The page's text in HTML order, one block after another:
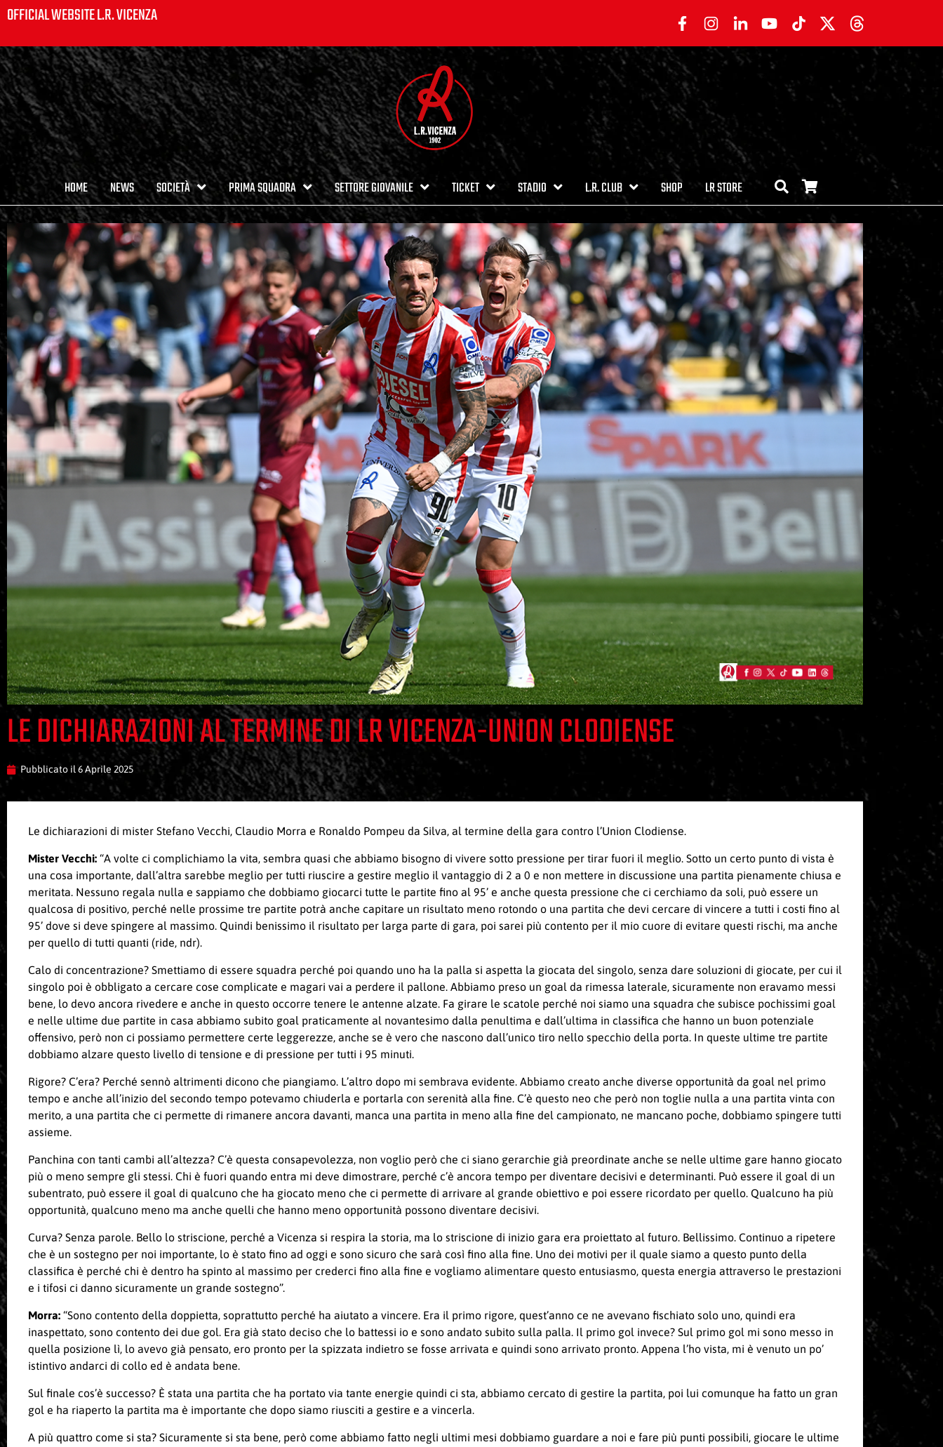
OFFICIAL WEBSITE L.R. VICENZA
HOME NEWS SOCIETÀ PRIMA SQUADRA SETTORE GIOVANILE TICKET STADIO L.R. CLUB SHOP LR STORE
LE DICHIARAZIONI AL TERMINE DI LR VICENZA-UNION CLODIENSE
Pubblicato il6 Aprile 2025
Le dichiarazioni di mister Stefano Vecchi, Claudio Morra e Ronaldo Pompeu da Silva, al termine della gara contro l’Union Clodiense.
Mister Vecchi: “A volte ci complichiamo la vita, sembra quasi che abbiamo bisogno di vivere sotto pressione per tirar fuori il meglio. Sotto un certo punto di vista è
una cosa importante, dall’altra sarebbe meglio per tutti riuscire a gestire meglio il vantaggio di 2 a 0 e non mettere in discussione una partita pienamente chiusa e
meritata. Nessuno regala nulla e sappiamo che dobbiamo giocarci tutte le partite fino al 95’ e anche questa pressione che ci cerchiamo da soli, può essere un
qualcosa di positivo, perché nelle prossime tre partite potrà anche capitare un risultato meno rotondo o una partita che devi cercare di vincere a tutti i costi fino al
95’ dove si deve spingere al massimo. Quindi benissimo il risultato per larga parte di gara, poi sarei più contento per il mio cuore di evitare questi rischi, ma anche
per quello di tutti quanti (ride, ndr).
Calo di concentrazione? Smettiamo di essere squadra perché poi quando uno ha la palla si aspetta la giocata del singolo, senza dare soluzioni di giocate, per cui il
singolo poi è obbligato a cercare cose complicate e magari vai a perdere il pallone. Abbiamo preso un goal da rimessa laterale, sicuramente non eravamo messi
bene, lo devo ancora rivedere e anche in questo occorre tenere le antenne alzate. Fa girare le scatole perché noi siamo una squadra che subisce pochissimi goal
e nelle ultime due partite in casa abbiamo subito goal praticamente al novantesimo dalla penultima e dall’ultima in classifica che hanno un buon potenziale
offensivo, però non ci possiamo permettere certe leggerezze, anche se è vero che nascono dall’unico tiro nello specchio della porta. In queste ultime tre partite
dobbiamo alzare questo livello di tensione e di pressione per tutti i 95 minuti.
Rigore? C’era? Perché sennò altrimenti dicono che piangiamo. L’altro dopo mi sembrava evidente. Abbiamo creato anche diverse opportunità da goal nel primo
tempo e anche all’inizio del secondo tempo potevamo chiuderla e portarla con serenità alla fine. C’è questo neo che però non toglie nulla a una partita vinta con
merito, a una partita che ci permette di rimanere ancora davanti, manca una partita in meno alla fine del campionato, ne mancano poche, dobbiamo spingere tutti
assieme.
Panchina con tanti cambi all’altezza? C’è questa consapevolezza, non voglio però che ci siano gerarchie già preordinate anche se nelle ultime gare hanno giocato
più o meno sempre gli stessi. Chi è fuori quando entra mi deve dimostrare, perché c’è ancora tempo per diventare decisivi e determinanti. Può essere il goal di un
subentrato, può essere il goal di qualcuno che ha giocato meno che ci permette di arrivare al grande obiettivo e poi essere ricordato per quello. Qualcuno ha più
opportunità, qualcuno meno ma anche quelli che hanno meno opportunità possono diventare decisivi.
Curva? Senza parole. Bello lo striscione, perché a Vicenza si respira la storia, ma lo striscione di inizio gara era proiettato al futuro. Bellissimo. Continuo a ripetere
che è un sostegno per noi importante, lo è stato fino ad oggi e sono sicuro che sarà così fino alla fine. Uno dei motivi per il quale siamo a questo punto della
classifica è perché chi è dentro ha spinto al massimo per crederci fino alla fine e vogliamo alimentare questo entusiasmo, questa energia attraverso le prestazioni
e i tifosi ci danno sicuramente un grande sostegno”.
Morra: “Sono contento della doppietta, soprattutto perché ha aiutato a vincere. Era il primo rigore, quest’anno ce ne avevano fischiato solo uno, quindi era
inaspettato, sono contento dei due gol. Era già stato deciso che lo battessi io e sono andato subito sulla palla. Il primo gol invece? Sul primo gol mi sono messo in
quella posizione lì, lo avevo già pensato, ero pronto per la spizzata indietro se fosse arrivata e quindi sono arrivato pronto. Appena l’ho vista, mi è venuto un po’
istintivo andarci di collo ed è andata bene.
Sul finale cos’è successo? È stata una partita che ha portato via tante energie quindi ci sta, abbiamo cercato di gestire la partita, poi lui comunque ha fatto un gran
gol e ha riaperto la partita ma è importante che dopo siamo riusciti a gestire e a vincerla.
A più quattro come si sta? Sicuramente si sta bene, però come abbiamo fatto negli ultimi mesi dobbiamo guardare a noi e fare più punti possibili, giocare le ultime